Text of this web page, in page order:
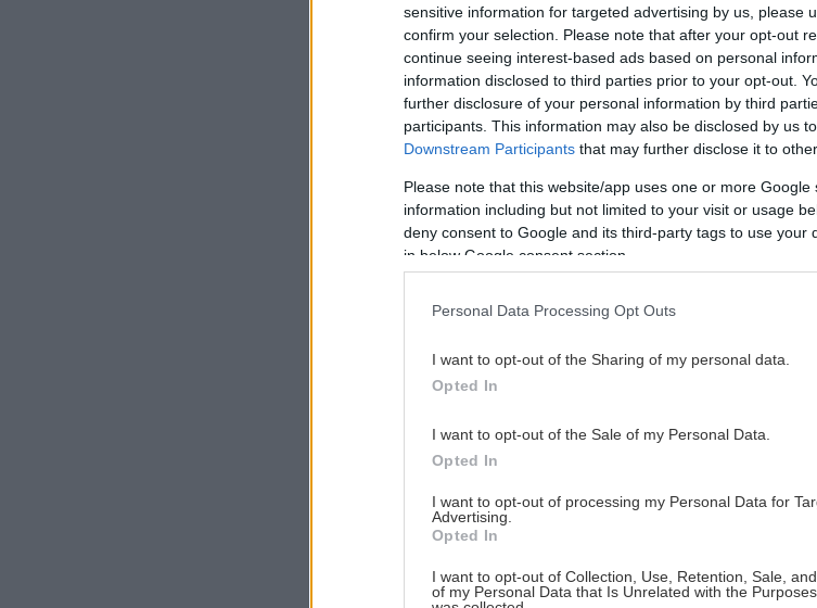
sensitive information for targeted advertising by us, please
confirm your selection. Please note that after your opt-out
continue seeing interest-based ads based on personal
information disclosed to third parties prior to your opt-out.
further disclosure of your personal information by third
participants. This information may also be disclosed by us
Downstream Participants that may further disclose it to
Please note that this website/app uses one or more
information including but not limited to your visit or usage
deny consent to Google and its third-party tags to use your
in below Google consent section.
Personal Data Processing Opt Outs
I want to opt-out of the Sharing of my personal data.
Opted In
I want to opt-out of the Sale of my Personal Data.
Opted In
I want to opt-out of processing my Personal Data for
Advertising.
Opted In
I want to opt-out of Collection, Use, Retention, Sale,
of my Personal Data that Is Unrelated with the